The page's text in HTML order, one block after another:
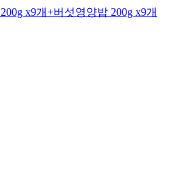
x9개+버섯영양밥 200g x9개